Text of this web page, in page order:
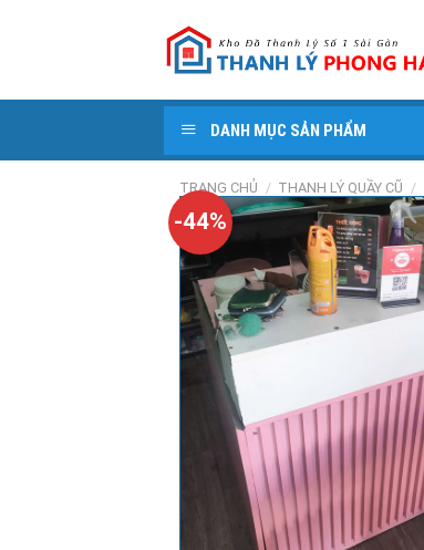
DANH MỤC SẢN PHẨM
TRANG CHỦ / THANH LÝ QUẦY CŨ /
-44%